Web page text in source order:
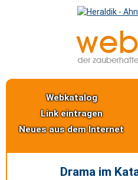
Webkatalog
Link eintragen
Neues aus dem Internet
Drama im